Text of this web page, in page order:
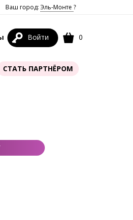
Ваш город: Эль-Монте ?
Войти 0
СТАТЬ ПАРТНЁРОМ